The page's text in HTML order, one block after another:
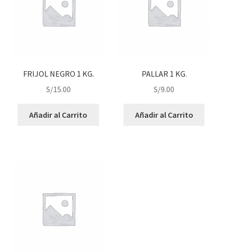
FRIJOL NEGRO 1 KG.
S/15.00
Añadir al Carrito
PALLAR 1 KG.
S/9.00
Añadir al Carrito